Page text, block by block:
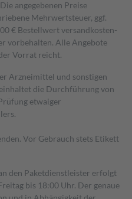
angegebenen Preise
Mehrwertsteuer, ggf.
€ Bestell­wert versand­kosten­
vorbehalten. Alle Angebote
Vorrat reicht.
Arzneimittel und sonstigen
die Durchführung von
etwaiger
Vor Gebrauch stets Etikett
den Paketdienstleister erfolgt
bis 18:00 Uhr. Der genaue